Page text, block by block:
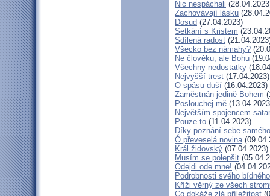
Nic nespáchali
Zachovávají lásku
Dosud (27.04.2023)
Setkání s Kristem
Sdílená radost
Všecko bez námahy?
Ne člověku, ale Bohu
Všechny nedostatky
Nejvyšší trest (17.04.2023)
O spásu duší (16.04.2023)
Zaměstnán jedině Bohem
Poslouchej mě
Největším spojencem
Pouze to (11.04.2023)
Díky poznání sebe samého
Ó převeselá novina
Král židovský (07.04.2023)
Musím se polepšit
Odejdi ode mne!
Podrobnosti svého
Kříži věrný ze všech
Co dokáže zlá příležitost